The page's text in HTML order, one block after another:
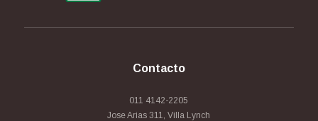
Contacto
011 4142-2205
Jose Arias 311, Villa Lynch